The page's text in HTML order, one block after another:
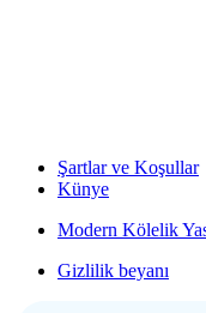
Şartlar ve Koşullar
Künye
Modern Kölelik
Gizlilik beyanı